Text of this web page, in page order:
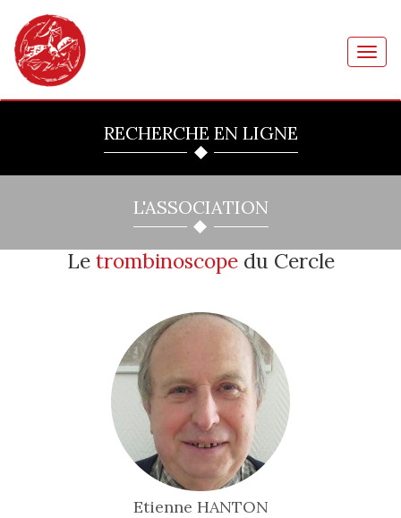
RECHERCHE EN LIGNE
L'ASSOCIATION
Le trombinoscopedu Cercle
Etienne HANTON